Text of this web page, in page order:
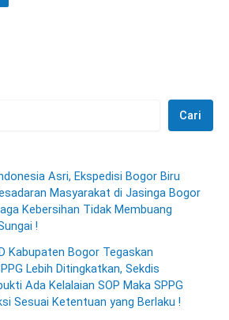
Cari
Asri, Ekspedisi Bogor Biru
Masyarakat di Jasinga Bogor
Kebersihan Tidak Membuang
!
Kabupaten Bogor Tegaskan
Lebih Ditingkatkan, Sekdis
Ada Kelalaian SOP Maka SPPG
Sesuai Ketentuan yang Berlaku !